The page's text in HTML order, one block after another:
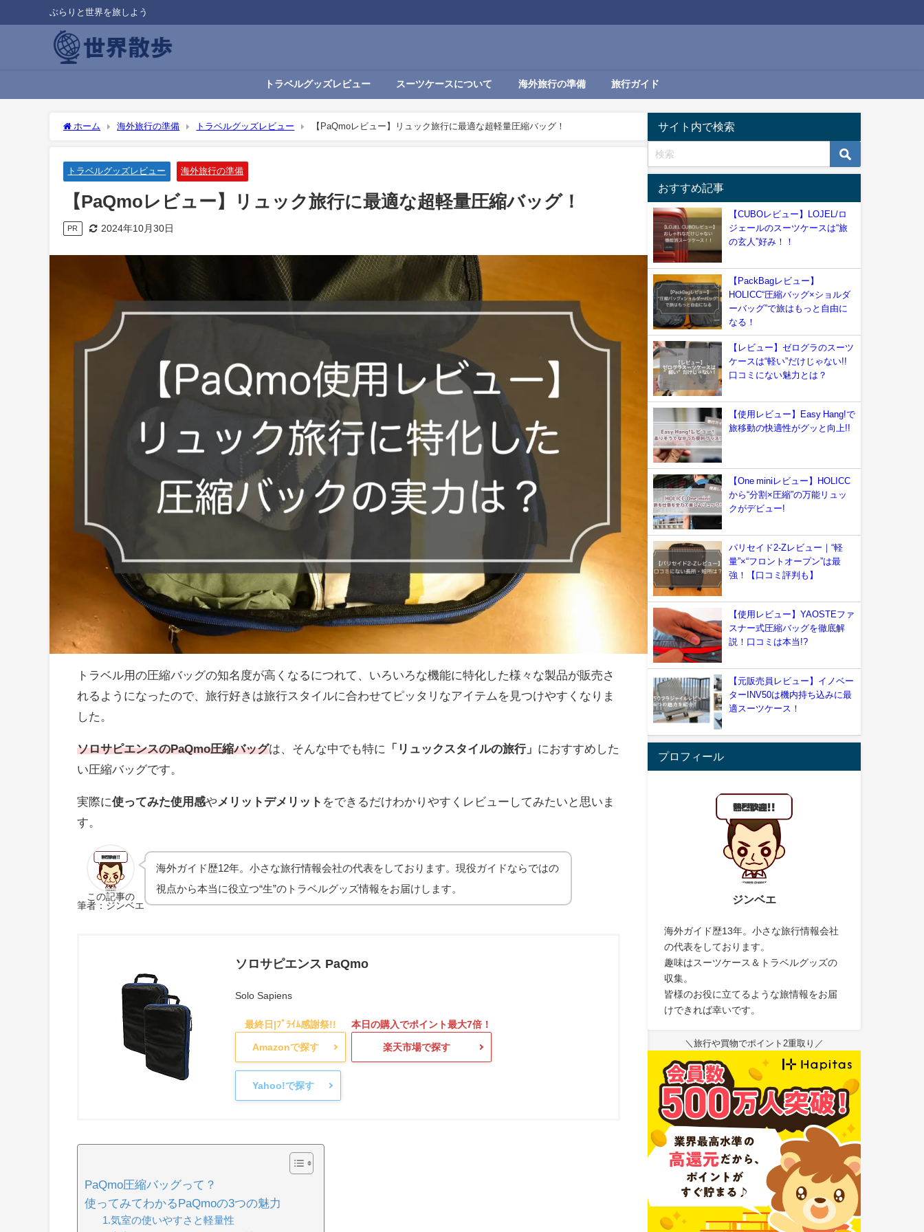
ぶらりと世界を旅しよう
トラベルグッズレビュー スーツケースについて 海外旅行の準備 旅行ガイド
ホーム 海外旅行の準備 トラベルグッズレビュー 【PaQmoレビュー】リュック旅行に最適な超軽量圧縮バッグ！
トラベルグッズレビュー 海外旅行の準備
【PaQmoレビュー】リュック旅行に最適な超軽量圧縮バッグ！
PR 2024年10月30日
トラベル用の圧縮バッグの知名度が高くなるにつれて、いろいろな機能に特化した様々な製品が販売さ
れるようになったので、旅行好きは旅行スタイルに合わせてピッタリなアイテムを見つけやすくなりま
した。
ソロサピエンスのPaQmo圧縮バッグは、そんな中でも特に 「リュックスタイルの旅行」 におすすめした
い圧縮バッグです。
実際に使ってみた使用感や メリットデメリット をできるだけわかりやすくレビューしてみたいと思いま
す。
この記事の
筆者：ジンベエ
海外ガイド歴12年。小さな旅行情報会社の代表をしております。現役ガイドならではの
視点から本当に役立つ“生”のトラベルグッズ情報をお届けします。
ソロサピエンス PaQmo
Solo Sapiens
Amazonで探す 楽天市場で探す
Yahoo!で探す
PaQmo圧縮バッグって？
使ってみてわかるPaQmoの3つの魅力
1.気室の使いやすさと軽量性
サイト内で検索
おすすめ記事
【CUBOレビュー】LOJEL/ロ
ジェールのスーツケースは“旅
の玄人”好み！！
【PackBagレビュー】
HOLICC“圧縮バッグ×ショルダ
ーバッグ”で旅はもっと自由に
なる！
【レビュー】ゼログラのスーツ
ケースは“軽い”だけじゃない!!
口コミにない魅力とは？
【使用レビュー】Easy Hang!で
旅移動の快適性がグッと向上!!
【One miniレビュー】HOLICC
から“分割×圧縮”の万能リュッ
クがデビュー!
パリセイド2-Zレビュー｜“軽
量”×“フロントオープン”は最
強！【口コミ評判も】
【使用レビュー】YAOSTEファ
スナー式圧縮バッグを徹底解
説！口コミは本当!?
【元販売員レビュー】イノベー
ターINV50は機内持ち込みに最
適スーツケース！
プロフィール
ジンベエ
海外ガイド歴13年。小さな旅行情報会社
の代表をしております。
趣味はスーツケース＆トラベルグッズの
収集。
皆様のお役に立てるような旅情報をお届
けできれば幸いです。
＼旅行や買物でポイント2重取り／